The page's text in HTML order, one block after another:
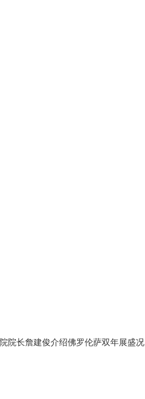
院长詹建俊介绍佛罗伦萨双年展盛况